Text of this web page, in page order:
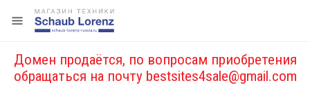
Домен продаётся, по вопросам приобретения
обращаться на почту bestsites4sale@gmail.com